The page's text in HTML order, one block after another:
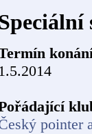
1.5.2014
pointer